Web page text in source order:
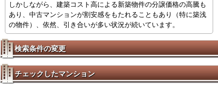
しかしながら、建築コスト高による新築物件の分譲価格の高騰も
あり、中古マンションが割安感をもたれることもあり（特に築浅
の物件）、依然、引き合いが多い状況が続いています。
検索条件の変更
チェックしたマンション